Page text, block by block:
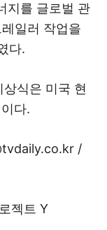
지를 글로벌 관
일러 작업을
다.
식은 미국 현
다.
/
젝트 Y